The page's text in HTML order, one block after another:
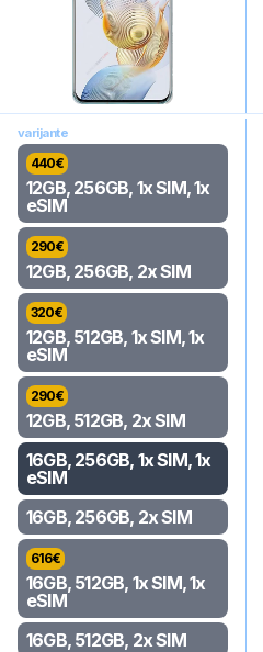
varijante
440€
12GB, 256GB, 1x SIM, 1x
eSIM
290€
12GB, 256GB, 2x SIM
320€
12GB, 512GB, 1x SIM, 1x
eSIM
290€
12GB, 512GB, 2x SIM
16GB, 256GB, 1x SIM, 1x
eSIM
16GB, 256GB, 2x SIM
616€
16GB, 512GB, 1x SIM, 1x
eSIM
16GB, 512GB, 2x SIM